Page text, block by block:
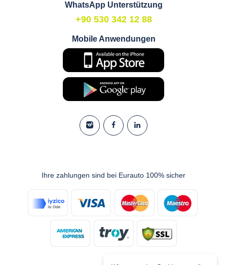
WhatsApp Unterstützung
+90 530 342 12 88
Mobile Anwendungen
Ihre zahlungen sind bei Eurauto 100% sicher